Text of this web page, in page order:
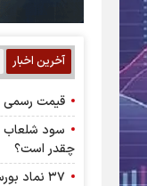
آخرین اخبار
قیمت
چقدر است؟